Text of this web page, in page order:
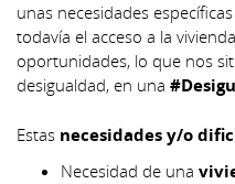
unas necesidades
todavía el acceso a la
oportunidades, lo que nos
desigualdad, en una
Estas necesidades y/o
Necesidad de una